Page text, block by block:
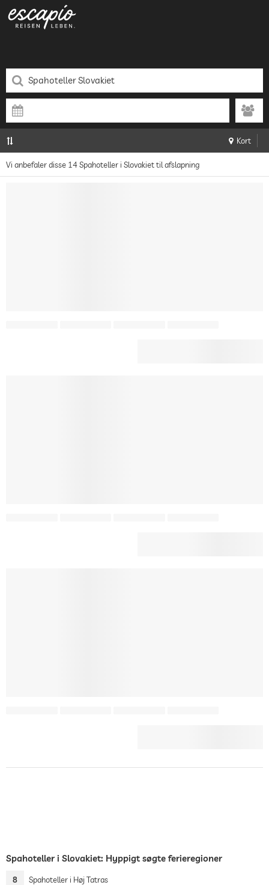
Kort
Vi anbefaler disse 14 Spahoteller i Slovakiet til afslapning
Spahoteller i Slovakiet: Hyppigt søgte ferieregioner
8 Spahoteller i Høj Tatras